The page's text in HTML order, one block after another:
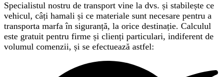
Specialistul nostru de transport vine la dvs. și stabilește ce
vehicul, câți hamali și ce materiale sunt necesare pentru a
transporta marfa în siguranță, la orice destinație. Calculul
este gratuit pentru firme și clienți particulari, indiferent de
volumul comenzii, și se efectuează astfel: